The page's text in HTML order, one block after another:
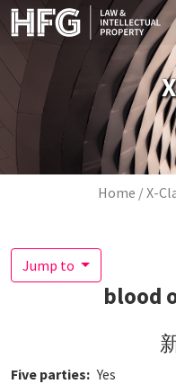
Skip to main content
Home X-
Jump to
blood
Five parties Yes